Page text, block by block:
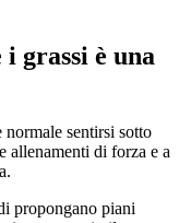
grassi è una
sentirsi sotto
allenamenti di forza e a
propongano piani